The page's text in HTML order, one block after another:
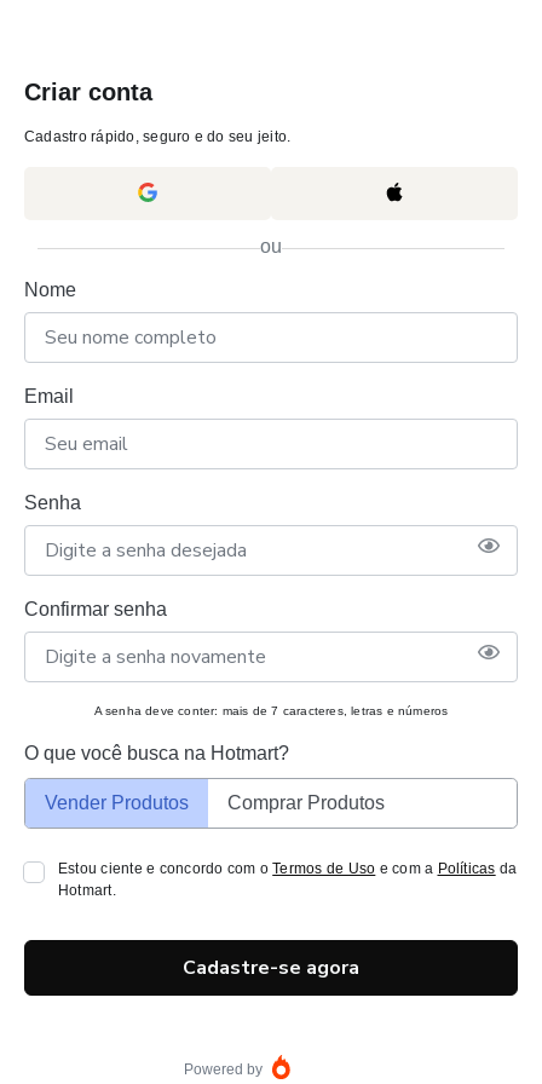
Criar conta
Cadastro rápido, seguro e do seu jeito.
ou
Nome
Email
Senha
Confirmar senha
A senha deve conter: mais de 7 caracteres, letras e números
O que você busca na Hotmart?
Vender Produtos Comprar Produtos
Estou ciente e concordo com oTermos de Uso e com a Políticas da
Hotmart.
Cadastre-se agora
Powered by